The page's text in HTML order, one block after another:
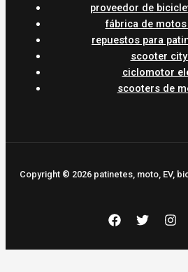
proveedor de
fábrica de
repuestos para
scooter
ciclomotor
scooters de
Copyright © 2026 patinetes, moto, EV,